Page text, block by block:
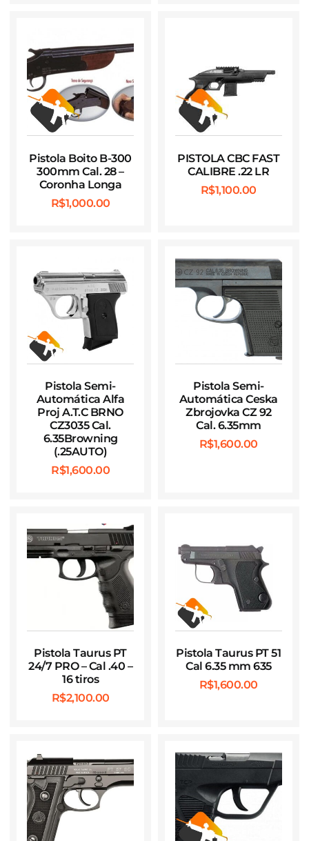
Pistola Boito B-300
300mm Cal. 28 –
Coronha Longa
R$1,000.00
PISTOLA CBC FAST
CALIBRE .22 LR
R$1,100.00
Pistola Semi-
Automática Alfa
Proj A.T.C BRNO
CZ3035 Cal.
6.35Browning
(.25AUTO)
R$1,600.00
Pistola Semi-
Automática Ceska
Zbrojovka CZ 92
Cal. 6.35mm
R$1,600.00
Pistola Taurus PT
24/7 PRO – Cal .40 –
16 tiros
R$2,100.00
Pistola Taurus PT 51
Cal 6.35 mm 635
R$1,600.00